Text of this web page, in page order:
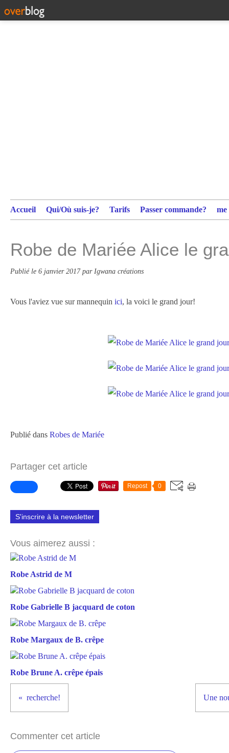
Accueil Qui/Où suis-je? Tarifs Passer commande?
Robe de Mariée Alice le
Publié le 6 janvier 2017par Igwana créations
Vous l'aviez vue sur mannequin ici, la voici le grand jour!
Publié dans Robes de Mariée
Partager cet article
Repost 0
S'inscrire à la newsletter
Vous aimerez aussi :
Robe Astrid de M
Robe Gabrielle B jacquard de coton
Robe Margaux de B. crêpe
Robe Brune A. crêpe épais
recherche! Une
Commenter cet article